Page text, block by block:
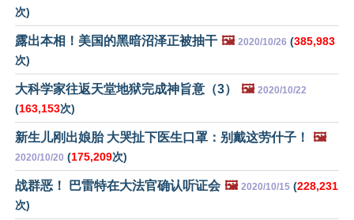
次)
露出本相！美国的黑暗沼泽正被抽干 🖼️ 2020/10/26 (385,983
次)
大科学家往返天堂地狱完成神旨意（3） 🖼️ 2020/10/22
(163,153次)
新生儿刚出娘胎 大哭扯下医生口罩：别戴这劳什子！ 🖼️
2020/10/20 (175,209次)
战群恶！ 巴雷特在大法官确认听证会 🖼️ 2020/10/15 (228,231
次)